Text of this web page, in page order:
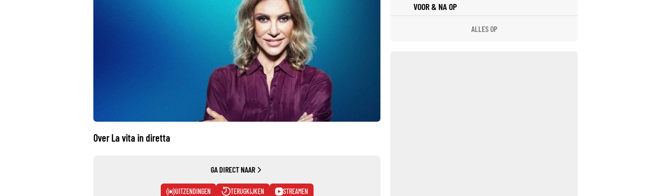
Over La vita in diretta
GA DIRECT NAAR
UITZENDINGEN TERUGKIJKEN STREAMEN
VOOR & NA OP
ALLES OP